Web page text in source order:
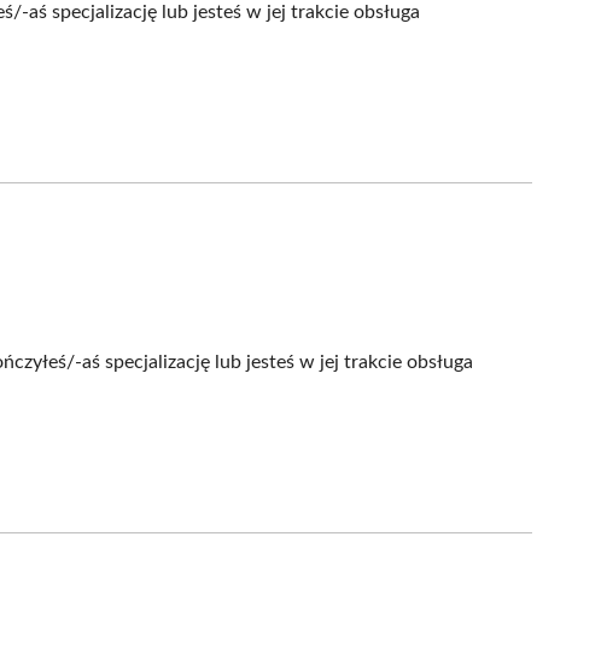
aś specjalizację lub jesteś w jej trakcie obsługa
aś specjalizację lub jesteś w jej trakcie obsługa